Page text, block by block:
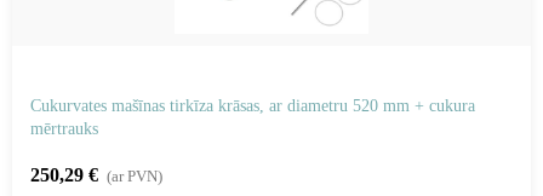
Cukurvates mašīnas tirkīza krāsas, ar diametru 520 mm + cukura
mērtrauks
250,29 € (ar PVN)